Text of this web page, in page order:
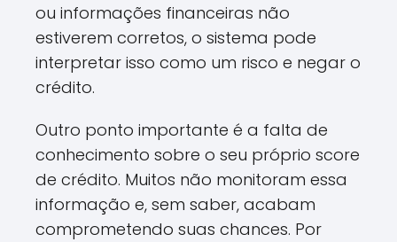
ou informações financeiras não
estiverem corretos, o sistema pode
interpretar isso como um risco e negar o
crédito.
Outro ponto importante é a falta de
conhecimento sobre o seu próprio score
de crédito. Muitos não monitoram essa
informação e, sem saber, acabam
comprometendo suas chances. Por